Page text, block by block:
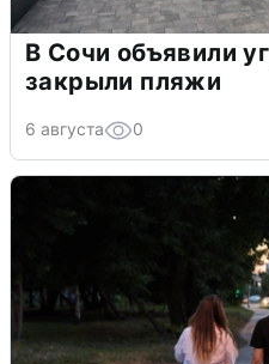
В Сочи объявили
закрыли пляжи
6 августа 0